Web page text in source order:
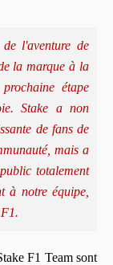
l'aventure de
la marque à la
étape
Stake a non
de fans de
mais a
totalement
à notre équipe,
F1 Team sont